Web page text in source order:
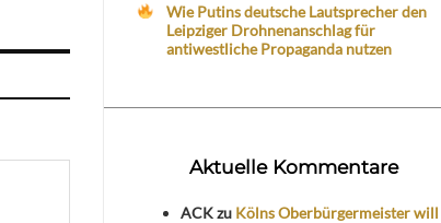
Wie Putins deutsche Lautsprecher den
Leipziger Drohnenanschlag für
antiwestliche Propaganda nutzen
Aktuelle Kommentare
ACKzu Kölns Oberbürgermeister will